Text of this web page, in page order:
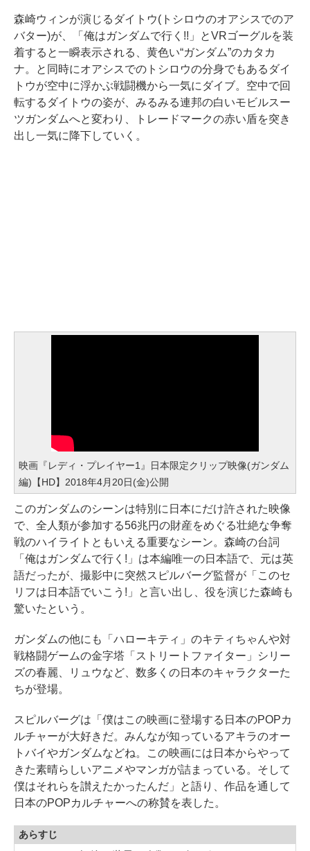
森崎ウィンが演じるダイトウ(トシロウのオアシスでのア
バター)が、「俺はガンダムで行く!!」とVRゴーグルを装
着すると一瞬表示される、黄色い“ガンダム”のカタカ
ナ。と同時にオアシスでのトシロウの分身でもあるダイ
トウが空中に浮かぶ戦闘機から一気にダイブ。空中で回
転するダイトウの姿が、みるみる連邦の白いモビルスー
ツガンダムへと変わり、トレードマークの赤い盾を突き
出し一気に降下していく。
映画『レディ・プレイヤー1』日本限定クリップ映像(ガンダム
編)【HD】2018年4月20日(金)公開
このガンダムのシーンは特別に日本にだけ許された映像
で、全人類が参加する56兆円の財産をめぐる壮絶な争奪
戦のハイライトともいえる重要なシーン。森崎の台詞
「俺はガンダムで行く!」は本編唯一の日本語で、元は英
語だったが、撮影中に突然スピルバーグ監督が「このセ
リフは日本語でいこう!」と言い出し、役を演じた森崎も
驚いたという。
ガンダムの他にも「ハローキティ」のキティちゃんや対
戦格闘ゲームの金字塔「ストリートファイター」シリー
ズの春麗、リュウなど、数多くの日本のキャラクターた
ちが登場。
スピルバーグは「僕はこの映画に登場する日本のPOPカ
ルチャーが大好きだ。みんなが知っているアキラのオー
トバイやガンダムなどね。この映画には日本からやって
きた素晴らしいアニメやマンガが詰まっている。そして
僕はそれらを讃えたかったんだ」と語り、作品を通して
日本のPOPカルチャーへの称賛を表した。
あらすじ